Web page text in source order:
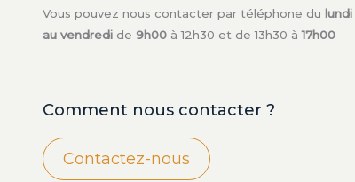
Vous pouvez nous contacter par téléphone du lundi
au vendredide 9h00 à 12h30 et de 13h30 à17h00
Comment nous contacter ?
Contactez-nous